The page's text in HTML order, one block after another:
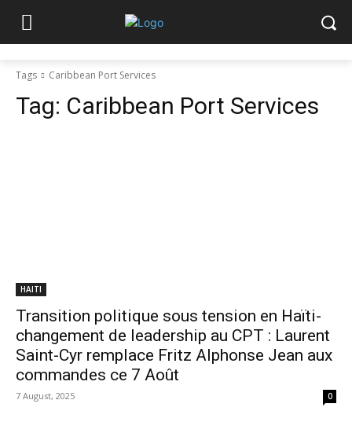
Tags Caribbean Port Services
Tag: Caribbean Port Services
HAITI
Transition politique sous tension en Haïti-
changement de leadership au CPT : Laurent
Saint-Cyr remplace Fritz Alphonse Jean aux
commandes ce 7 Août
7 August, 2025 0